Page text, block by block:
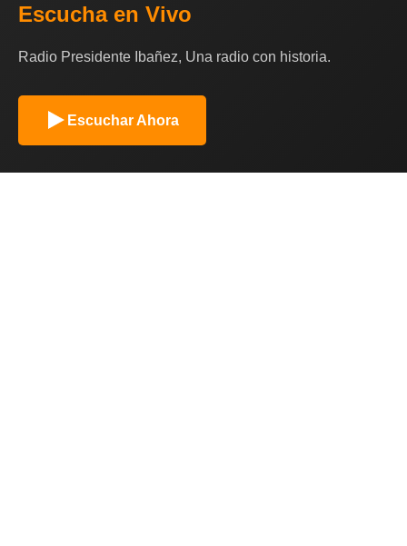
Escucha en Vivo
Radio Presidente Ibañez, Una radio con historia.
Escuchar Ahora